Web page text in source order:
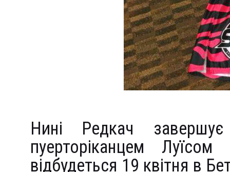
Нині Редкач
пуерторіканцем
відбудеться 19 квітня в